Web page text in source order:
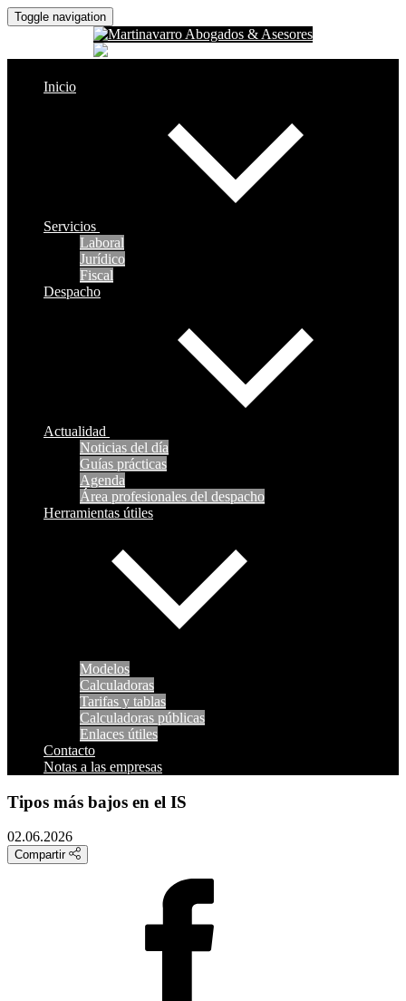
Toggle navigation
Inicio
Servicios
Laboral
Jurídico
Fiscal
Despacho
Actualidad
Noticias del día
Guías prácticas
Agenda
Área profesionales del despacho
Herramientas útiles
Modelos
Calculadoras
Tarifas y tablas
Calculadoras públicas
Enlaces útiles
Contacto
Notas a las empresas
Tipos más bajos en el IS
02.06.2026
Compartir